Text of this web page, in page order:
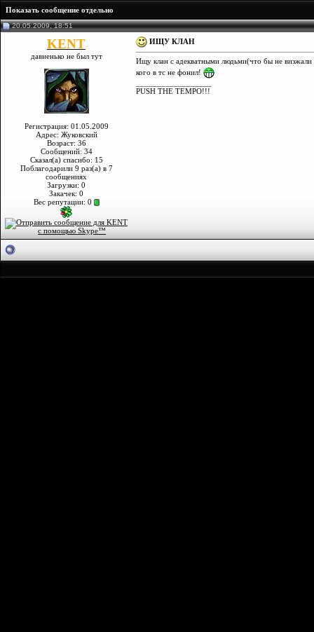
Показать сообщение отдельно
20.05.2009, 18:51
KENT
давненько не был тут
Регистрация: 01.05.2009
Адрес: Жуковский
Возраст: 36
Сообщений: 34
Сказал(а) спасибо: 15
Поблагодарили 9 раз(а) в 7
сообщениях
Загрузки: 0
Закачек: 0
Вес репутации: 0
ИЩУ КЛАН
Ищу клан с адекватными людьми(что бы не
кого в тс не фонил!
PUSH THE TEMPO!!!